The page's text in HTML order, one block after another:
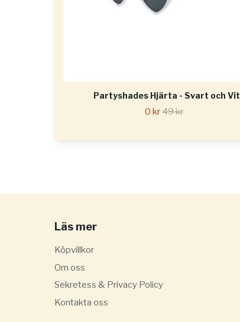
Partyshades Hjärta - Svart och Vit
0 kr49 kr
Läs mer
Köpvillkor
Om oss
Sekretess & Privacy Policy
Kontakta oss